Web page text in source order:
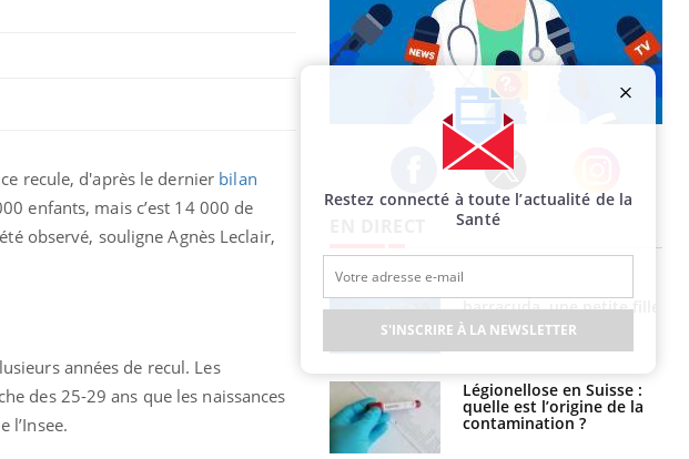
recule, d'après le dernier bilan
enfants, mais c’est 14 000 de
observé, souligne Agnès Leclair,
années de recul. Les
des 25-29 ans que les naissances
l’Insee.
Facebook Twitter Instagram
barracuda, une petite fille
Légionellose en Suisse :
quelle est l’origine de la
sommeil des enfants en
vacances ?
Bilan prévention : ce que
les kinés pourront
bientôt faire
Restez connecté à toute l’actualité de la
Santé
S'INSCRIRE À LA NEWSLETTER